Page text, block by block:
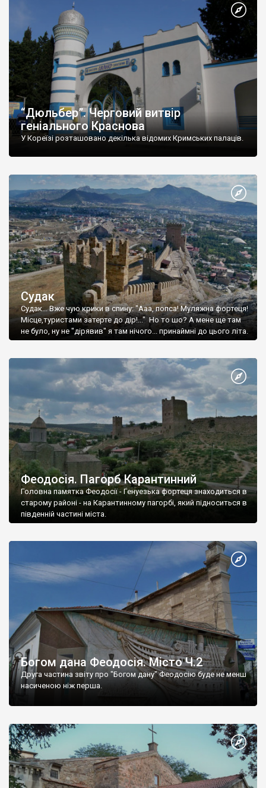
“Дюльбер”. Черговий витвір
геніального Краснова
У Кореїзі розташовано декілька відомих Кримських палаців.
Судак
Судак... Вже чую крики в спину: "Ааа, попса! Муляжна фортеця!
Місце,туристами затерте до дір!..." Но то шо? А мене ще там
не було, ну не "дірявив" я там нічого... принаймні до цього літа.
Феодосія. Пагорб Карантинний
Головна памятка Феодосії - Генуезька фортеця знаходиться в
старому районі - на Карантинному пагорбі, який підноситься в
південній частині міста.
Богом дана Феодосія. Місто Ч.2
Друга частина звіту про "Богом дану" Феодосію буде не менш
насиченою ніж перша.